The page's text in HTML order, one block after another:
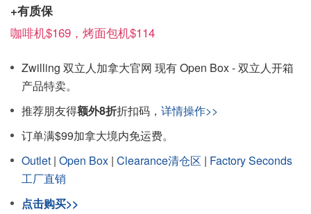
+有质保
咖啡机$169，烤面包机$114
Zwilling 双立人加拿大官网 现有 Open Box - 双立人开箱
产品特卖。
推荐朋友得额外8折折扣码， 详情操作>>
订单满$99加拿大境内免运费。
Outlet | Open Box | Clearance清仓区 | Factory Seconds
工厂直销
点击购买>>